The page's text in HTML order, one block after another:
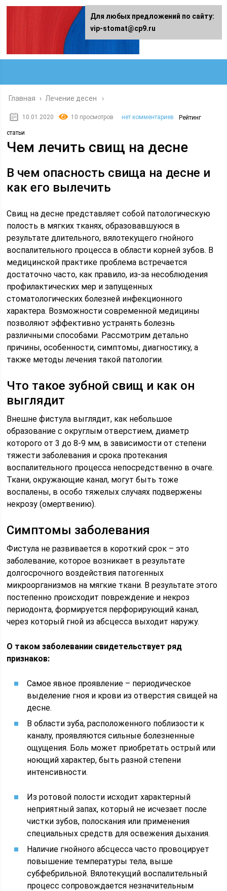
Главная › Лечение десен
10.01.2020 10 просмотров нет комментариев Рейтинг
статьи
Чем лечить свищ на десне
В чем опасность свища на десне и
как его вылечить
Свищ на десне представляет собой патологическую
полость в мягких тканях, образовавшуюся в
результате длительного, вялотекущего гнойного
воспалительного процесса в области корней зубов. В
медицинской практике проблема встречается
достаточно часто, как правило, из-за несоблюдения
профилактических мер и запущенных
стоматологических болезней инфекционного
характера. Возможности современной медицины
позволяют эффективно устранять болезнь
различными способами. Рассмотрим детально
причины, особенности, симптомы, диагностику, а
также методы лечения такой патологии.
Что такое зубной свищ и как он
выглядит
Внешне фистула выглядит, как небольшое
образование с округлым отверстием, диаметр
которого от 3 до 8-9 мм, в зависимости от степени
тяжести заболевания и срока протекания
воспалительного процесса непосредственно в очаге.
Ткани, окружающие канал, могут быть тоже
воспалены, в особо тяжелых случаях подвержены
некрозу (омертвению).
Симптомы заболевания
Фистула не развивается в короткий срок – это
заболевание, которое возникает в результате
долгосрочного воздействия патогенных
микроорганизмов на мягкие ткани. В результате этого
постепенно происходит повреждение и некроз
периодонта, формируется перфорирующий канал,
через который гной из абсцесса выходит наружу.
О таком заболевании свидетельствует ряд
признаков:
Самое явное проявление – периодическое
выделение гноя и крови из отверстия свищей на
десне.
В области зуба, расположенного поблизости к
каналу, проявляются сильные болезненные
ощущения. Боль может приобретать острый или
ноющий характер, быть разной степени
интенсивности.
Из ротовой полости исходит характерный
неприятный запах, который не исчезает после
чистки зубов, полоскания или применения
специальных средств для освежения дыхания.
Наличие гнойного абсцесса часто провоцирует
повышение температуры тела, выше
субфебрильной. Вялотекущий воспалительный
процесс сопровождается незначительным
Для любых предложений по сайту:
vip-stomat@cp9.ru